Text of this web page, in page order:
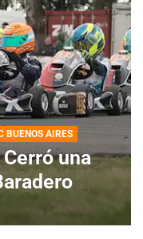
BUENOS AIRES
Cerró una